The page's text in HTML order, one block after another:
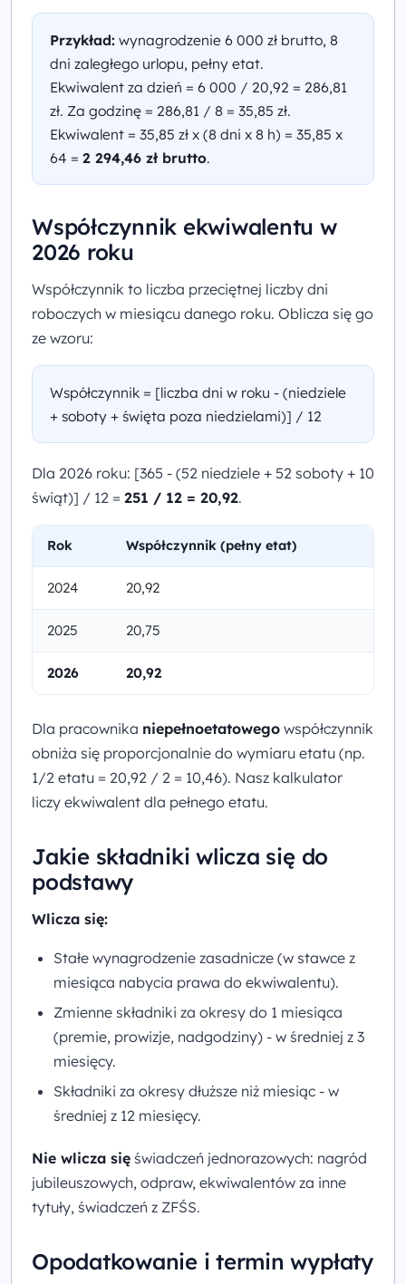
Przykład: wynagrodzenie 6 000 zł brutto, 8
dni zaległego urlopu, pełny etat.
Ekwiwalent za dzień = 6 000 / 20,92 = 286,81
zł. Za godzinę = 286,81 / 8 = 35,85 zł.
Ekwiwalent = 35,85 zł x (8 dni x 8 h) = 35,85 x
64 =2 294,46 zł brutto.
Współczynnik ekwiwalentu w
2026 roku
Współczynnik to liczba przeciętnej liczby dni
roboczych w miesiącu danego roku. Oblicza się go
ze wzoru:
Współczynnik = [liczba dni w roku - (niedziele
+ soboty + święta poza niedzielami)] / 12
Dla 2026 roku: [365 - (52 niedziele + 52 soboty + 10
świąt)] / 12 = 251 / 12 = 20,92.
Rok Współczynnik (pełny etat)
2024 20,92
2025 20,75
2026 20,92
Dla pracownika niepełnoetatowego współczynnik
obniża się proporcjonalnie do wymiaru etatu (np.
1/2 etatu = 20,92 / 2 = 10,46). Nasz kalkulator
liczy ekwiwalent dla pełnego etatu.
Jakie składniki wlicza się do
podstawy
Wlicza się:
Stałe wynagrodzenie zasadnicze (w stawce z
miesiąca nabycia prawa do ekwiwalentu).
Zmienne składniki za okresy do 1 miesiąca
(premie, prowizje, nadgodziny) - w średniej z 3
miesięcy.
Składniki za okresy dłuższe niż miesiąc - w
średniej z 12 miesięcy.
Nie wlicza się świadczeń jednorazowych: nagród
jubileuszowych, odpraw, ekwiwalentów za inne
tytuły, świadczeń z ZFŚS.
Opodatkowanie i termin wypłaty